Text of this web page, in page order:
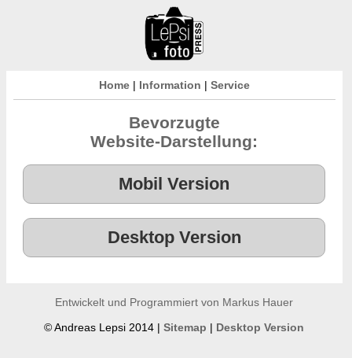
Home| Information | Service
Bevorzugte
Website-Darstellung:
Entwickelt und Programmiert von Markus Hauer
© Andreas Lepsi 2014 |Sitemap | Desktop Version